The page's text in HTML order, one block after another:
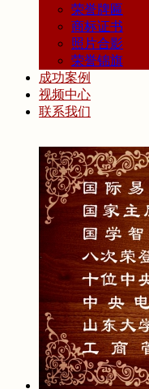
荣誉牌匾
商标证书
照片合影
荣誉锦旗
成功案例
视频中心
联系我们